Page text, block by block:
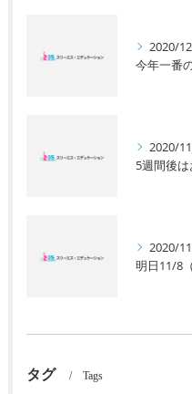
2020/
今年一番
2020/
5週間後は
2020/
タグ Tags